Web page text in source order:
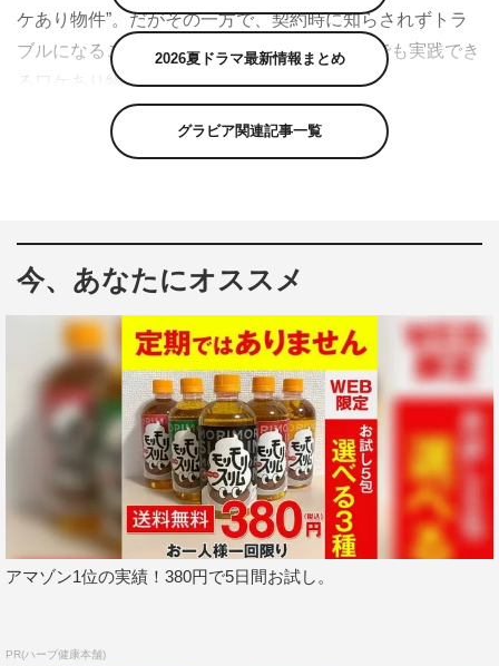
ケあり物件”。だがその一方で、契約時に知らされずトラ
ブルになることも多い。そこで、狩野が誰にでも実践でき
るワケあり物件の見抜き方を徹底調査する。
まず訪れたのは、庭付きの広い戸建て。家の随所に違和感
を覚えた狩野は、過去に何か事件があったのではと推理す
訪れる。
コーナーでは女性層を獲得するべく、女性たちの間で人気
2026夏ドラマ最新情報まとめ
グラビア関連記事一覧
今、あなたにオススメ
アマゾン1位の実績！380円で5日間お試し。
PR(ハーブ健康本舗)